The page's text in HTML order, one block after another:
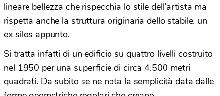
lineare bellezza che rispecchia lo stile dell’artista ma
rispetta anche la struttura originaria dello stabile, un
ex silos appunto.
Si tratta infatti di un edificio su quattro livelli costruito
nel 1950 per una superficie di circa 4.500 metri
quadrati. Da subito se ne nota la semplicità data dalle